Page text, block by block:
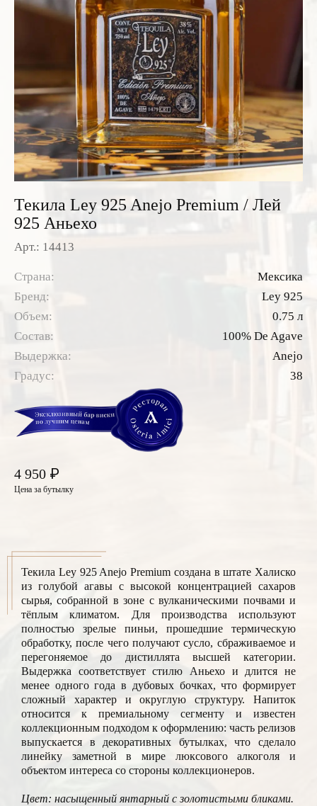
Итальянские вина
Французские вина
Испанские вина
Граппа
Водка
Саке
Пиво
Текила Ley 925 Anejo Premium / Лей
925 Аньехо
Арт.: 14413
Страна:
Мексика
Бренд:
Ley 925
Объем:
0.75 л
Состав:
100% De Agave
Выдержка:
Anejo
Градус:
38
4 950 ₽
Цена за бутылку
Текила Ley 925 Anejo Premium создана в штате Халиско
из голубой агавы с высокой концентрацией сахаров
сырья, собранной в зоне с вулканическими почвами и
тёплым климатом. Для производства используют
полностью зрелые пиньи, прошедшие термическую
обработку, после чего получают сусло, сбраживаемое и
перегоняемое до дистиллята высшей категории.
Выдержка соответствует стилю Аньехо и длится не
менее одного года в дубовых бочках, что формирует
сложный характер и округлую структуру. Напиток
относится к премиальному сегменту и известен
коллекционным подходом к оформлению: часть релизов
выпускается в декоративных бутылках, что сделало
линейку заметной в мире люксового алкоголя и
объектом интереса со стороны коллекционеров.
Цвет: насыщенный янтарный с золотистыми бликами.